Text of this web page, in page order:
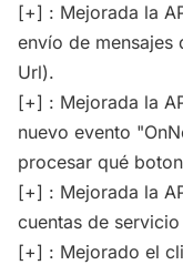
[+] : Mejorada la
envío de
Url).
[+] : Mejorada la
nuevo evento
procesar qué
[+] : Mejorada la
cuentas de
[+] : Mejorado el